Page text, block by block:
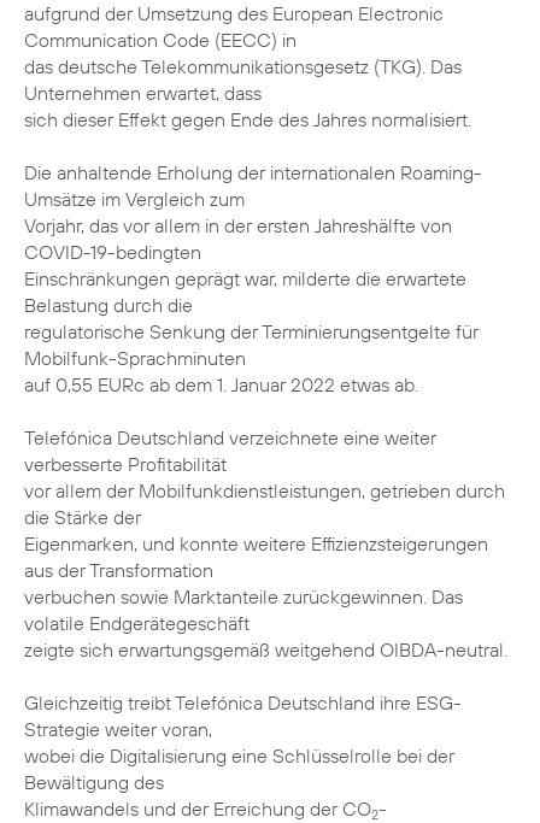
aufgrund der Umsetzung des European Electronic
Communication Code (EECC) in
das deutsche Telekommunikationsgesetz (TKG). Das
Unternehmen erwartet, dass
sich dieser Effekt gegen Ende des Jahres normalisiert.
Die anhaltende Erholung der internationalen Roaming-
Umsätze im Vergleich zum
Vorjahr, das vor allem in der ersten Jahreshälfte von
COVID-19-bedingten
Einschränkungen geprägt war, milderte die erwartete
Belastung durch die
regulatorische Senkung der Terminierungsentgelte für
Mobilfunk-Sprachminuten
auf 0,55 EURc ab dem 1. Januar 2022 etwas ab.
Telefónica Deutschland verzeichnete eine weiter
verbesserte Profitabilität
vor allem der Mobilfunkdienstleistungen, getrieben durch
die Stärke der
Eigenmarken, und konnte weitere Effizienzsteigerungen
aus der Transformation
verbuchen sowie Marktanteile zurückgewinnen. Das
volatile Endgerätegeschäft
zeigte sich erwartungsgemäß weitgehend OIBDA-neutral.
Gleichzeitig treibt Telefónica Deutschland ihre ESG-
Strategie weiter voran,
wobei die Digitalisierung eine Schlüsselrolle bei der
Bewältigung des
Klimawandels und der Erreichung der CO2-